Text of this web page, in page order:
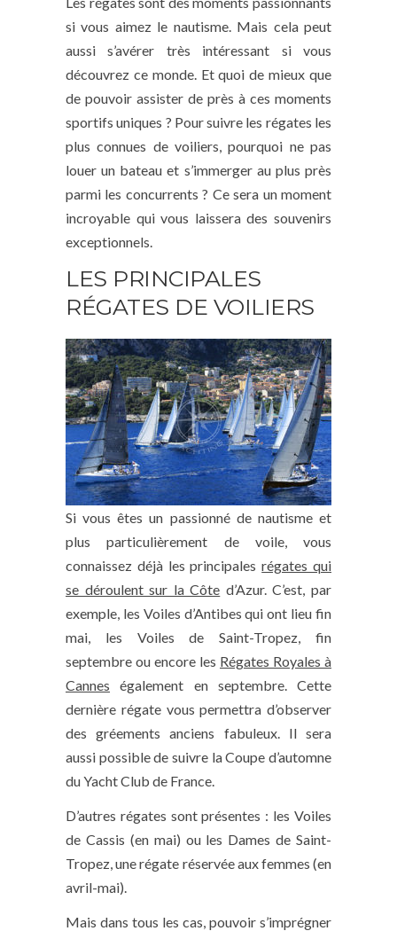
si vous aimez le nautisme. Mais cela peut
aussi s’avérer très intéressant si vous
découvrez ce monde. Et quoi de mieux que
de pouvoir assister de près à ces moments
sportifs uniques ? Pour suivre les régates les
plus connues de voiliers, pourquoi ne pas
louer un bateau et s’immerger au plus près
parmi les concurrents ? Ce sera un moment
incroyable qui vous laissera des souvenirs
exceptionnels.
LES PRINCIPALES
RÉGATES DE VOILIERS
Si vous êtes un passionné de nautisme et
plus particulièrement de voile, vous
connaissez déjà les principalesrégates qui
se déroulent sur la Côte d’Azur. C’est, par
exemple, les Voiles d’Antibes qui ont lieu fin
mai, les Voiles de Saint-Tropez, fin
septembre ou encore les Régates Royales à
Cannes également en septembre. Cette
dernière régate vous permettra d’observer
des gréements anciens fabuleux. Il sera
aussi possible de suivre la Coupe d’automne
du Yacht Club de France.
D’autres régates sont présentes : les Voiles
de Cassis (en mai) ou les Dames de Saint-
Tropez, une régate réservée aux femmes (en
avril-mai).
Mais dans tous les cas, pouvoir s’imprégner